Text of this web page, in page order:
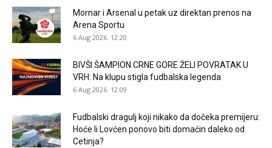
Mornar i Arsenal u petak uz direktan prenos na
Arena Sportu
6 Aug 2026. 12:20
BIVŠI ŠAMPION CRNE GORE ŽELI POVRATAK U
VRH: Na klupu stigla fudbalska legenda
6 Aug 2026. 12:09
Fudbalski dragulj koji nikako da dočeka premijeru:
Hoće li Lovćen ponovo biti domaćin daleko od
Cetinja?